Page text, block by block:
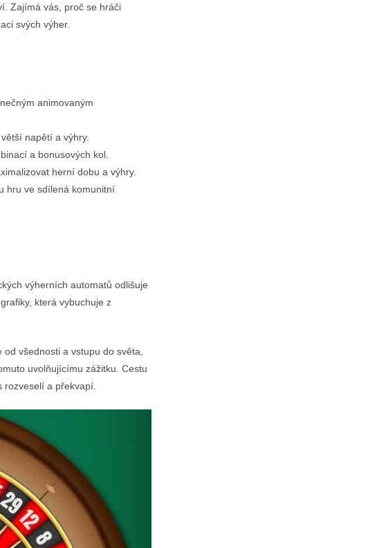
Zajímá vás, proč se hráči
svých výher.
animovaným
napětí a výhry.
a bonusových kol.
herní dobu a výhry.
hru ve sdílená komunitní
výherních automatů odlišuje
která vybuchuje z
všednosti a vstupu do světa,
uvolňujícímu zážitku. Cestu
a překvapí.